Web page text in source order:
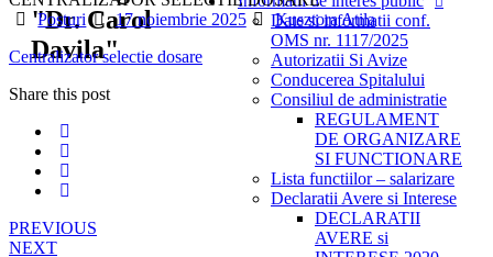
"Dr. Carol
Davila"
Date si informatii conf.
OMS nr. 1117/2025
Autorizatii Si Avize
Conducerea Spitalului
Consiliul de administratie
REGULAMENT
DE ORGANIZARE
SI FUNCTIONARE
Lista functiilor – salarizare
Declaratii Avere si Interese
DECLARATII
AVERE si
Categories
Posturi
Posted
on
17 noiembrie 2025 Author
Kusztora Atila
Centralizator selectie dosare
Share this post
PREVIOUS
NEXT